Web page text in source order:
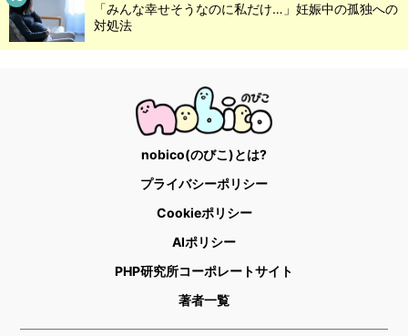
「みんな幸せそうなのに私だけ…」妊娠中の孤独への
対処法
nobico(のびこ)とは?
プライバシーポリシー
Cookieポリシー
AIポリシー
PHP研究所コーポレートサイト
著者一覧